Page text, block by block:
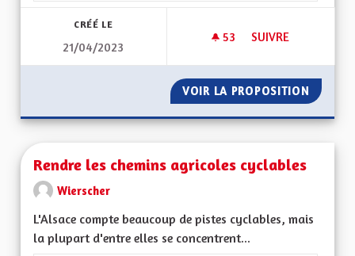
CRÉÉ LE
21/04/2023
53 53 ABONNÉS
SUIVRE
VOIR LA PROPOSITION
Rendre les chemins agricoles cyclables
Wierscher
L'Alsace compte beaucoup de pistes cyclables, mais
la plupart d'entre elles se concentrent...